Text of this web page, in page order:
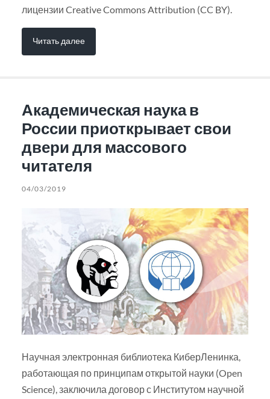
лицензии Creative Commons Attribution (CC BY).
Читать далее
Академическая наука в
России приоткрывает свои
двери для массового
читателя
04/03/2019
Научная электронная библиотека КиберЛенинка,
работающая по принципам открытой науки (Open
Science), заключила договор с Институтом научной